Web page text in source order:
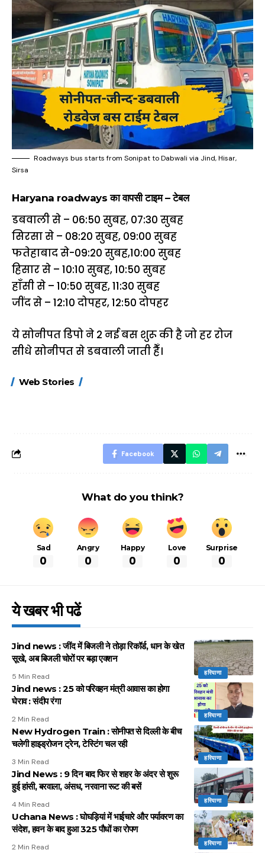
Roadways bus starts from Sonipat to Dabwali via Jind, Hisar,
Sirsa
Haryana roadways का वापसी टाइम – टेबल
डबवाली से – 06:50 सुबह, 07:30 सुबह
सिरसा से – 08:20 सुबह, 09:00 सुबह
फतेहाबाद से-09:20 सुबह,10:00 सुबह
हिसार से – 10:10 सुबह, 10:50 सुबह
हाँसी से – 10:50 सुबह, 11:30 सुबह
जींद से – 12:10 दोपहर, 12:50 दोपहर
ये सोनीपत डिपो ने 2 नई बस शुरू की है जो हर रोज
सीधे सोनीपत से डबवाली जाती हैँ।
Web Stories
FASTag के ये नए
Facebook
What do you think?
Sad
0
Angry
0
Happy
0
Love
0
Surprise
0
ये खबर भी पढें
हरियाणा
Jind news : जींद में बिजली ने तोड़ा रिकॉर्ड, धान के खेत
सूखे, अब बिजली चोरों पर बड़ा एक्शन
5 Min Read
हरियाणा
Jind news : 25 को परिवहन मंत्री आवास का होगा
घेराव : संदीप रंगा
2 Min Read
हरियाणा
New Hydrogen Train : सोनीपत से दिल्ली के बीच
चलेगी हाइड्रोजन ट्रेन, टेस्टिंग चल रही
3 Min Read
हरियाणा
Jind News : 9 दिन बाद फिर से शहर के अंदर से शुरू
हुई हांसी, बरवाला, अंसध, नरवाना रूट की बसें
4 Min Read
हरियाणा
Uchana News : घोघड़ियां में भाईचारे और पर्यावरण का
संदेश, हवन के बाद हुआ 325 पौधों का रोपण
2 Min Read